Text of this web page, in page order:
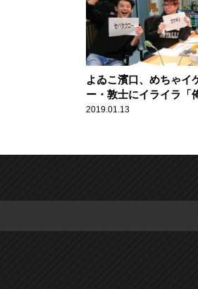
よゐこ濱口、めちゃイ
ー・敦士にイライラ「
で…」
2019.01.13